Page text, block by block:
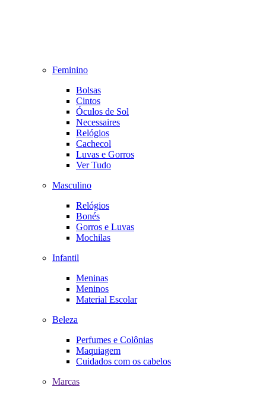
Feminino
Bolsas
Cintos
Óculos de Sol
Necessaires
Relógios
Cachecol
Luvas e Gorros
Ver Tudo
Masculino
Relógios
Bonés
Gorros e Luvas
Mochilas
Infantil
Meninas
Meninos
Material Escolar
Beleza
Perfumes e Colônias
Maquiagem
Cuidados com os cabelos
Marcas